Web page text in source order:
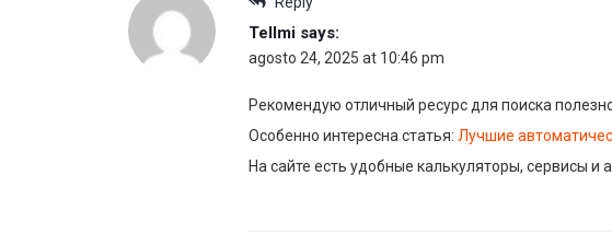
Tellmi says:
agosto 24, 2025 at 10:46 pm
Рекомендую отличный ресурс для поиска
Особенно интересна статья: Лучшие
На сайте есть удобные калькуляторы, сервисы и